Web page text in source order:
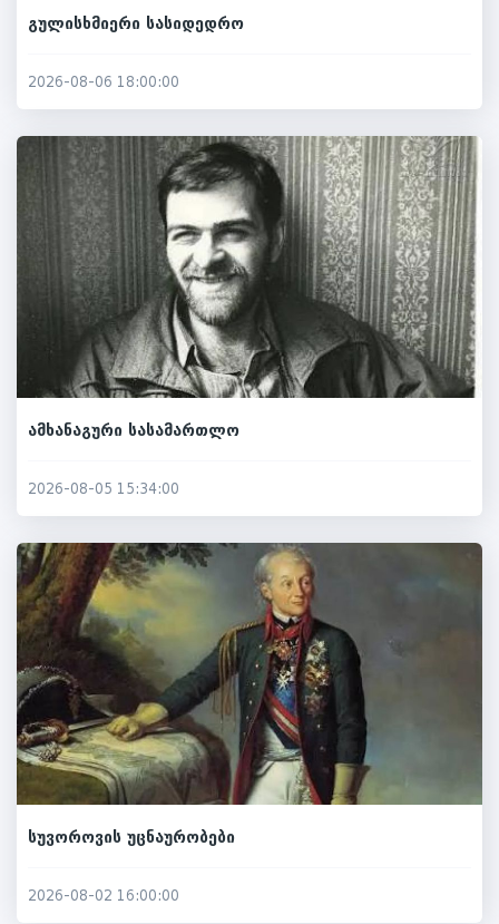
გულისხმიერი სასიდედრო
2026-08-06 18:00:00
ამხანაგური სასამართლო
2026-08-05 15:34:00
სუვოროვის უცნაურობები
2026-08-02 16:00:00